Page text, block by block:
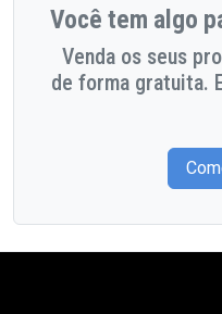
Você tem algo
Venda os seus
de forma gratuita.